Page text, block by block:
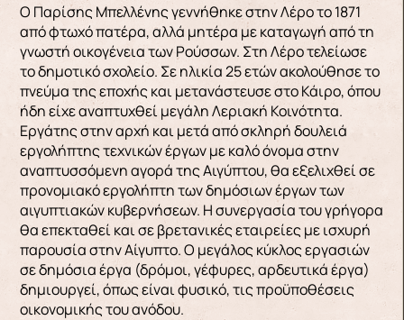
Ο Παρίσης Μπελλένης γεννήθηκε στην Λέρο το 1871
από φτωχό πατέρα, αλλά μητέρα με καταγωγή από τη
γνωστή οικογένεια των Ρούσσων. Στη Λέρο τελείωσε
το δημοτικό σχολείο. Σε ηλικία 25 ετών ακολούθησε το
πνεύμα της εποχής και μετανάστευσε στο Κάιρο, όπου
ήδη είχε αναπτυχθεί μεγάλη Λεριακή Κοινότητα.
Εργάτης στην αρχή και μετά από σκληρή δουλειά
εργολήπτης τεχνικών έργων με καλό όνομα στην
αναπτυσσόμενη αγορά της Αιγύπτου, θα εξελιχθεί σε
προνομιακό εργολήπτη των δημόσιων έργων των
αιγυπτιακών κυβερνήσεων. Η συνεργασία του γρήγορα
θα επεκταθεί και σε βρετανικές εταιρείες με ισχυρή
παρουσία στην Αίγυπτο. Ο μεγάλος κύκλος εργασιών
σε δημόσια έργα (δρόμοι, γέφυρες, αρδευτικά έργα)
δημιουργεί, όπως είναι φυσικό, τις προϋποθέσεις
οικονομικής του ανόδου.